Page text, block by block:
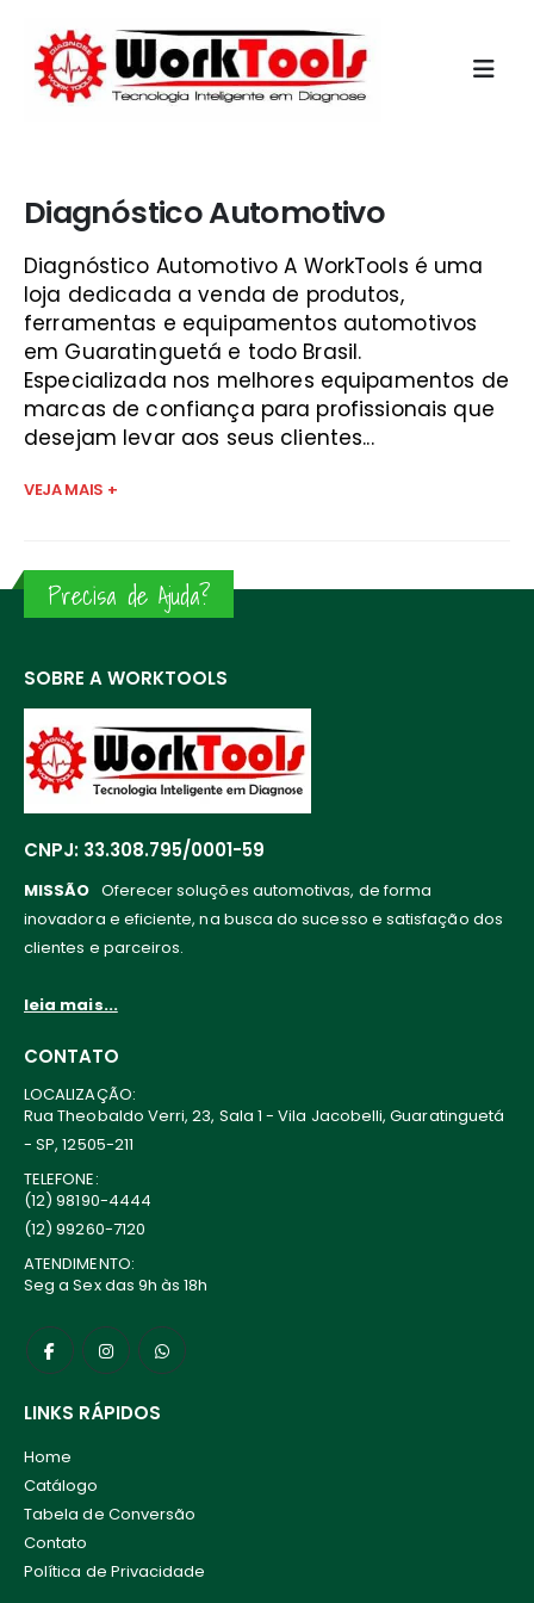
Diagnóstico Automotivo
Diagnóstico Automotivo A WorkTools é uma
loja dedicada a venda de produtos,
ferramentas e equipamentos automotivos
em Guaratinguetá e todo Brasil.
Especializada nos melhores equipamentos de
marcas de confiança para profissionais que
desejam levar aos seus clientes...
VEJA MAIS +
Precisa de Ajuda?
SOBRE A WORKTOOLS
CNPJ: 33.308.795/0001-59
MISSÃO Oferecer soluções automotivas, de forma
inovadora e eficiente, na busca do sucesso e satisfação dos
clientes e parceiros.
leia mais...
CONTATO
LOCALIZAÇÃO:
Rua Theobaldo Verri, 23, Sala 1 - Vila Jacobelli, Guaratinguetá
- SP, 12505-211
TELEFONE:
(12) 98190-4444
(12) 99260-7120
ATENDIMENTO:
Seg a Sex das 9h às 18h
LINKS RÁPIDOS
Home
Catálogo
Tabela de Conversão
Contato
Política de Privacidade